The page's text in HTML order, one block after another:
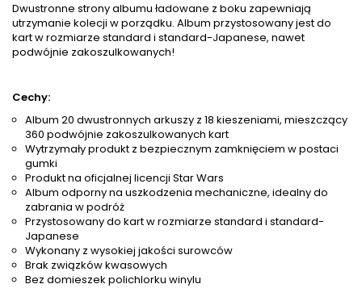
Dwustronne strony albumu ładowane z boku zapewniają
utrzymanie kolecji w porządku. Album przystosowany jest do
kart w rozmiarze standard i standard-Japanese, nawet
podwójnie zakoszulkowanych!
Cechy:
Album 20 dwustronnych arkuszy z 18 kieszeniami, mieszczący
360 podwójnie zakoszulkowanych kart
Wytrzymały produkt z bezpiecznym zamknięciem w postaci
gumki
Produkt na oficjalnej licencji Star Wars
Album odporny na uszkodzenia mechaniczne, idealny do
zabrania w podróż
Przystosowany do kart w rozmiarze standard i standard-
Japanese
Wykonany z wysokiej jakości surowców
Brak związków kwasowych
Bez domieszek polichlorku winylu